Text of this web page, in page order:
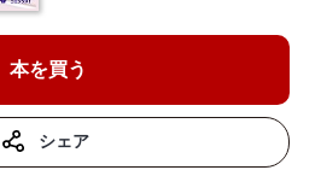
本を買う
シェア